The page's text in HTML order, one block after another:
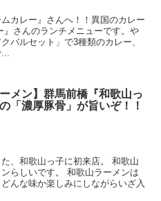
カレー』さんへ！！異国のカレー
さんのランチメニューです。や
バルセット」で3種類のカレー、
ーメン】群馬前橋『和歌山っ
「濃厚豚骨」が旨いぞ！！
、和歌山っ子に初来店。 和歌山
らしいです。 和歌山ラーメンは
んな味か楽しみにしながらいざ入